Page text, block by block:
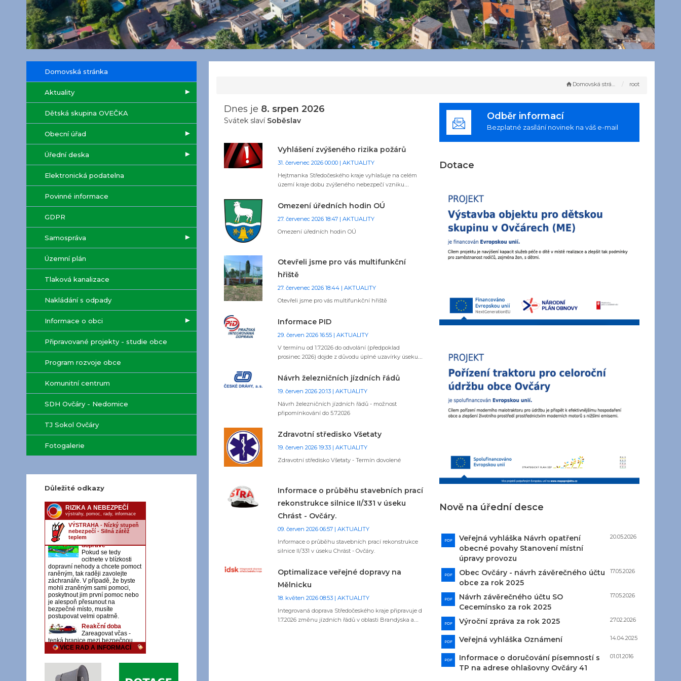
Domovská stránka
Aktuality
Dětská skupina OVEČKA
Obecní úřad
Úřední deska
Elektronická podatelna
Povinné informace
GDPR
Samospráva
Územní plán
Tlaková kanalizace
Nakládání s odpady
Informace o obci
Připravované projekty - studie obce
Program rozvoje obce
Komunitní centrum
SDH Ovčáry - Nedomice
TJ Sokol Ovčáry
Fotogalerie
Důležité odkazy
Domovská stránka root
Dnes je 8. srpen 2026
Svátek slaví Soběslav
Vyhlášení zvýšeného rizika požárů
31. červenec 2026 00:00 | AKTUALITY
Hejtmanka Středočeského kraje vyhlašuje na celém
území kraje dobu zvýšeného nebezpečí vzniku
Omezení úředních hodin OÚ
27. červenec 2026 18:47 | AKTUALITY
Omezení úředních hodin OÚ
Otevřeli jsme pro vás multifunkční
hřiště
27. červenec 2026 18:44 | AKTUALITY
Otevřeli jsme pro vás multifunkční hřiště
Informace PID
29. červen 2026 16:55 | AKTUALITY
V termínu od 1.7.2026 do odvolání (předpoklad
prosinec 2026) dojde z důvodu úplné uzavírky úseku
současně trvalým změnám v oblastech Brandýsko a
Mělnicko ke změnám v provozu na linkách PID č.
376, 377, 471, 472, 476, 478, 480, 482, 657 a 747.
Návrh železničních jízdních řádů
19. červen 2026 20:13 | AKTUALITY
Návrh železničních jízdních řádů - možnost
připomínkování do 5.7.2026
Zdravotní středisko Všetaty
19. červen 2026 19:33 | AKTUALITY
Zdravotní středisko Všetaty - Termín dovolené
Informace o průběhu stavebních prací
rekonstrukce silnice II/331 v úseku
Chrást - Ovčáry.
09. červen 2026 06:57 | AKTUALITY
Informace o průběhu stavebních prací rekonstrukce
silnice II/331 v úseku Chrást - Ovčáry.
Optimalizace veřejné dopravy na
Mělnicku
18. květen 2026 08:53 | AKTUALITY
Integrovaná doprava Středočeského kraje připravuje d
1.7.2026 změnu jízdních řádů v oblasti Brandýska a
Odběr informací
Bezplatné zasílání novinek na váš e-mail
Dotace
Nově na úřední desce
PDF
Veřejná vyhláška Návrh opatření
obecné povahy Stanovení místní
úpravy provozu
20.05.2026
PDF
Obec Ovčáry - návrh závěrečného účtu
obce za rok 2025
17.05.2026
PDF
Návrh závěrečného účtu SO
Cecemínsko za rok 2025
17.05.2026
PDF Výroční zpráva za rok 2025 27.02.2026
PDF Veřejná vyhláška Oznámení 14.04.2025
PDF
Informace o doručování písemností s
TP na adrese ohlašovny Ovčáry 41
01.01.2016